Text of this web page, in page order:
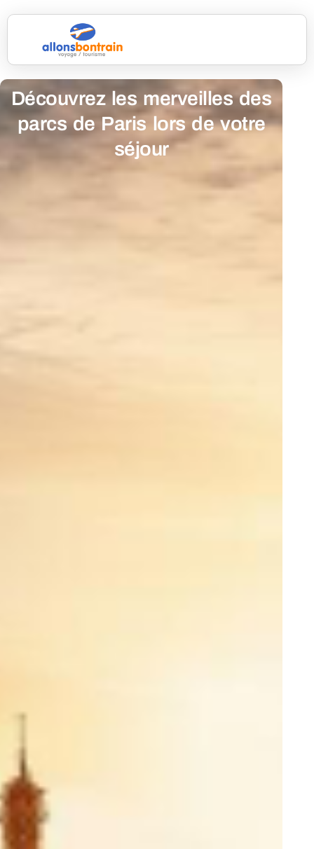
Découvrez les merveilles des
parcs de Paris lors de votre
séjour